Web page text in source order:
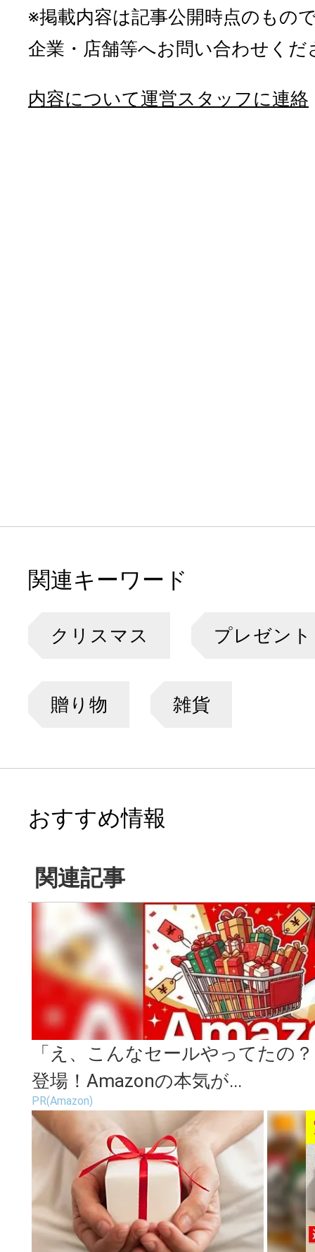
※掲載内容は記事公開時点のもの
企業・店舗等へお問い合わせくだ
内容について運営スタッフに連絡
関連キーワード
クリスマス プレゼント
贈り物 雑貨
おすすめ情報
関連記事
「え、こんなセールやってたの
登場！Amazonの本気が...
PR(Amazon)